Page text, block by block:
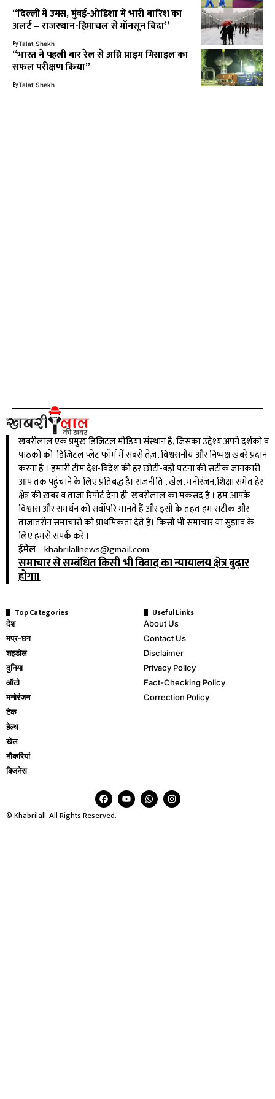
“दिल्ली में उमस, मुंबई-ओडिशा में भारी बारिश का
अलर्ट – राजस्थान-हिमाचल से मॉनसून विदा”
ByTalat Shekh
“भारत ने पहली बार रेल से अग्नि प्राइम मिसाइल का
सफल परीक्षण किया”
ByTalat Shekh
खबरीलाल एक प्रमुख डिजिटल मीडिया संस्थान है, जिसका उद्देश्य अपने दर्शको व
पाठकों को डिजिटल प्लेट फॉर्म में सबसे तेज़, विश्वसनीय और निष्पक्ष खबरें प्रदान
करना है । हमारी टीम देश-विदेश की हर छोटी-बड़ी घटना की सटीक जानकारी
आप तक पहुंचाने के लिए प्रतिबद्ध है। राजनीति , खेल, मनोरंजन,शिक्षा समेत हेर
क्षेत्र की खबर व ताजा रिपोर्ट देना ही खबरीलाल का मकसद है । हम आपके
विश्वास और समर्थन को सर्वोपरि मानते हैं और इसी के तहत हम सटीक और
ताजातरीन समाचारों को प्राथमिकता देते हैं। किसी भी समाचार या सुझाव के
लिए हमसे संपर्क करें ।
ईमेल–khabrilallnews@gmail.com
समाचार से सम्बंधित किसी भी विवाद का न्यायालय क्षेत्र बुढ़ार
होगा।
Top Categories
देश
मप्र-छग
शहडोल
दुनिया
ऑटो
मनोरंजन
टेक
हेल्थ
खेल
नौकरियां
बिजनेस
Useful Links
About Us
Contact Us
Disclaimer
Privacy Policy
Fact-Checking Policy
Correction Policy
© Khabrilall. All Rights Reserved.